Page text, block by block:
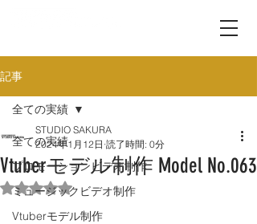
記事
全ての実績
プロモーションビデオ制作
ミュージックビデオ制作
Vtuberモデル制作
全ての実績
Vtuberモデル制作 Model No.063
STUDIO SAKURA
2024年1月12日 読了時間: 0分
5つ星のうちNaNと評価されています。